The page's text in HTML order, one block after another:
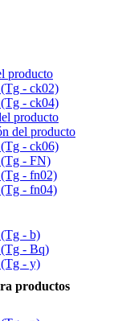
producto
- ck02)
- ck04)
producto
del producto
- ck06)
- FN)
- fn02)
- fn04)
- b)
- Bq)
- y)
productos